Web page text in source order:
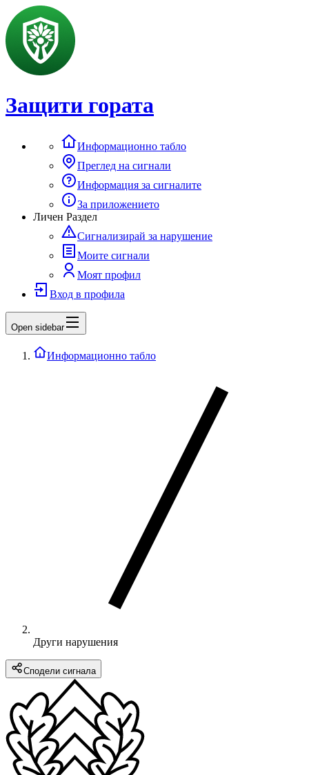
Защити гората
Информационно табло
Преглед на сигнали
Информация за сигналите
За приложението
Личен Раздел
Сигнализирай за нарушение
Моите сигнали
Моят профил
Вход в профила
Open sidebar
Информационно табло
Други нарушения
Сподели сигнала